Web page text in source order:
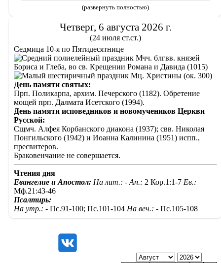
(развернуть полностью)
Четверг, 6 августа 2026 г.
(24 июля ст.ст.)
Седмица 10-я по Пятидесятнице
Мчч. блгвв. князей
Бориса и Глеба, во св. Крещении Романа и Давида (1015)
Мц. Христины (ок. 300)
День памяти святых:
Прп. Поликарпа, архим. Печерского (1182). Обретение
мощей прп. Далмата Исетского (1994).
День памяти исповедников и новомучеников Церкви
Русской:
Сщмч. Алфея Корбанского диакона (1937); свв. Николая
Понгильского (1942) и Иоанна Калинина (1951) испп.,
пресвитеров.
Браковенчание не совершается.
Чтения дня
Евангелие и Апостол: На лит.: - Ап.: 2 Кор.1:1-7 Ев.:
Мф.21:43-46
Псалтирь:
На утр.: - Пс.91-100; Пс.101-104 На веч.: - Пс.105-108